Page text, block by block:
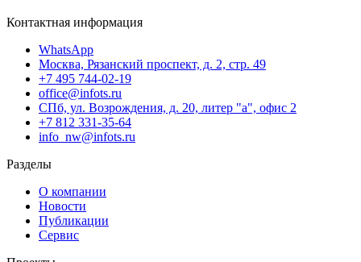
Контактная информация
WhatsApp
Москва, Рязанский проспект, д. 2, стр. 49
+7 495 744-02-19
office@infots.ru
СПб, ул. Возрождения, д. 20, литер "a", офис 2
+7 812 331-35-64
info_nw@infots.ru
Разделы
О компании
Новости
Публикации
Сервис